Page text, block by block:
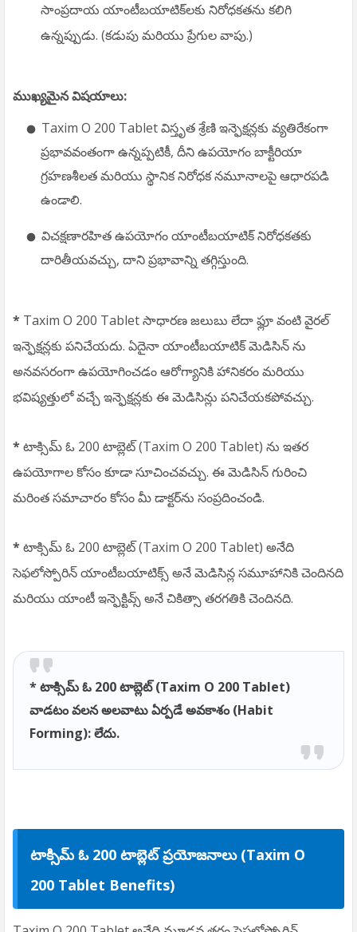
సాంప్రదాయ యాంటీబయాటిక్‌లకు నిరోధకతను కలిగి
ఉన్నప్పుడు. (కడుపు మరియు ప్రేగుల వాపు.)
ముఖ్యమైన విషయాలు:
Taxim O 200 Tablet విస్తృత శ్రేణి ఇన్ఫెక్షన్లకు వ్యతిరేకంగా
ప్రభావవంతంగా ఉన్నప్పటికీ, దీని ఉపయోగం బాక్టీరియా
గ్రహణశీలత మరియు స్థానిక నిరోధక నమూనాలపై ఆధారపడి
ఉండాలి.
విచక్షణారహిత ఉపయోగం యాంటీబయాటిక్ నిరోధకతకు
దారితీయవచ్చు, దాని ప్రభావాన్ని తగ్గిస్తుంది.
* Taxim O 200 Tablet సాధారణ జలుబు లేదా ఫ్లూ వంటి వైరల్
ఇన్ఫెక్షన్లకు పనిచేయదు. ఏదైనా యాంటీబయాటిక్ మెడిసిన్ ను
అనవసరంగా ఉపయోగించడం ఆరోగ్యానికి హానికరం మరియు
భవిష్యత్తులో వచ్చే ఇన్ఫెక్షన్లకు ఈ మెడిసిన్లు పనిచేయకపోవచ్చు.
*టాక్సిమ్ ఓ 200 టాబ్లెట్ (Taxim O 200 Tablet) ను ఇతర
ఉపయోగాల కోసం కూడా సూచించవచ్చు. ఈ మెడిసిన్ గురించి
మరింత సమాచారం కోసం మీ డాక్టర్‌ను సంప్రదించండి.
*టాక్సిమ్ ఓ 200 టాబ్లెట్ (Taxim O 200 Tablet) అనేది
సెఫలోస్పోరిన్ యాంటీబయాటిక్స్ అనే మెడిసిన్ల సమూహానికి చెందినది
మరియు యాంటీ ఇన్ఫెక్టివ్స్ అనే చికిత్సా తరగతికి చెందినది.
* టాక్సిమ్ ఓ 200 టాబ్లెట్ (Taxim O 200 Tablet)
వాడటం వలన అలవాటు ఏర్పడే అవకాశం (Habit
Forming): లేదు.
టాక్సిమ్ ఓ 200 టాబ్లెట్ ప్రయోజనాలు (Taxim O
200 Tablet Benefits)